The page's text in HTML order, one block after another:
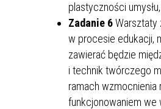
plastyczności
Zadanie 6Warsztaty
w procesie edukacji,
zawierać będzie
i technik twórczego
ramach
funkcjonowaniem we